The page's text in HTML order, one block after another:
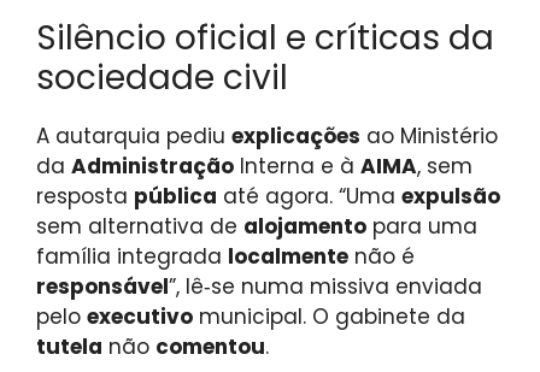
Silêncio oficial e críticas da
sociedade civil
A autarquia pediu explicações ao Ministério
da Administração Interna e à AIMA, sem
resposta pública até agora. “Uma expulsão
sem alternativa de alojamento para uma
família integrada localmente não é
responsável”, lê‑se numa missiva enviada
pelo executivo municipal. O gabinete da
tutela não comentou.